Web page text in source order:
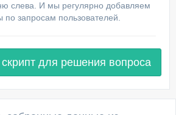
слева. И мы регулярно добавляем
запросам пользователей.
скрипт для решения вопроса